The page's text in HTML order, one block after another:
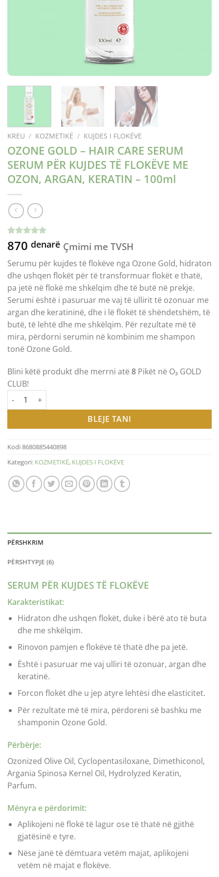
KREU / KOZMETIKË / KUJDES I FLOKËVE
OZONE GOLD – HAIR CARE SERUM
SERUM PËR KUJDES TË FLOKËVE ME
OZON, ARGAN, KERATIN – 100ml
Vlerësuar
me 5.00
gjithsej,
bazuar në
6
vlerësime
klientësh
870 denarë Çmimi me TVSH
Serumu për kujdes të flokëve nga Ozone Gold, hidraton
dhe ushqen flokët për të transformuar flokët e thatë,
pa jetë në flokë me shkëlqim dhe të butë në prekje.
Serumi është i pasuruar me vaj të ullirit të ozonuar me
argan dhe keratininë, dhe i lë flokët të shëndetshëm, të
butë, të lehtë dhe me shkëlqim. Për rezultate më të
mira, përdorni serumin në kombinim me shampon
tonë Ozone Gold.
Blini këtë produkt dhe merrni atë 8 Pikët në O₃ GOLD
CLUB!
Sasi OZONE GOLD - HAIR CARE SERUM СЕРУМ ЗА НЕГА НА
BLEJE TANI
Kodi8680885440898
Kategori: KOZMETIKË, KUJDES I FLOKËVE
PËRSHKRIM
PËRSHTYPJE (6)
SERUM PËR KUJDES TË FLOKËVE
Karakteristikat:
Hidraton dhe ushqen flokët, duke i bërë ato të buta
dhe me shkëlqim.
Rinovon pamjen e flokëve të thatë dhe pa jetë.
Është i pasuruar me vaj ulliri të ozonuar, argan dhe
keratinë.
Forcon flokët dhe u jep atyre lehtësi dhe elasticitet.
Për rezultate më të mira, përdoreni së bashku me
shamponin Ozone Gold.
Përbërje:
Ozonized Olive Oil, Cyclopentasiloxane, Dimethiconol,
Argania Spinosa Kernel Oil, Hydrolyzed Keratin,
Parfum.
Mënyra e përdorimit:
Aplikojeni në flokë të lagur ose të thatë në gjithë
gjatësinë e tyre.
Nëse janë të dëmtuara vetëm majat, aplikojeni
vetëm në majat e flokëve.